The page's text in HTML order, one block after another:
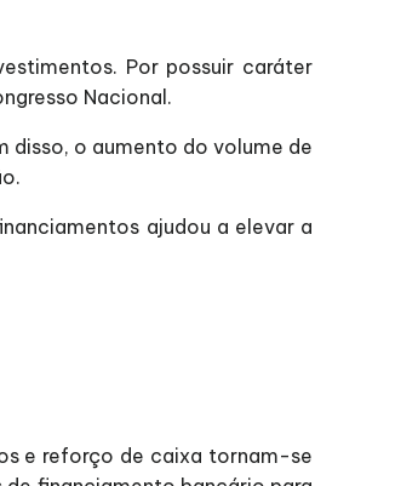
Por possuir caráter
Nacional.
disso, o aumento do volume de
ajudou a elevar a
e reforço de caixa tornam-se